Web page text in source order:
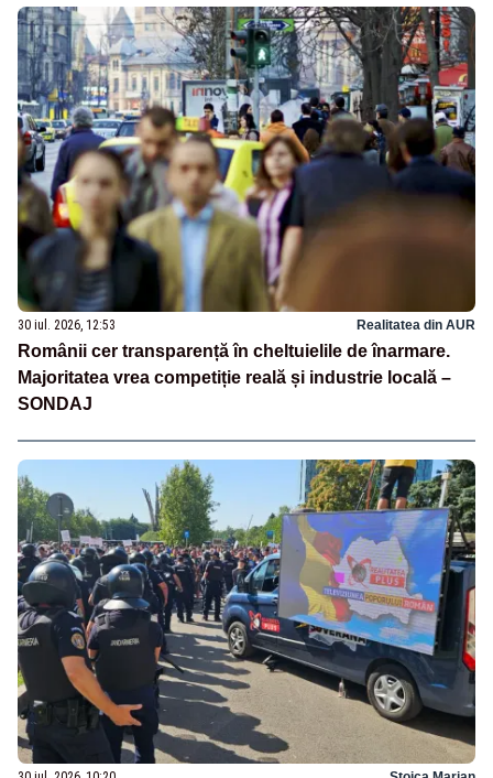
30 iul. 2026, 12:53 Realitatea din AUR
Românii cer transparență în cheltuielile de înarmare.
Majoritatea vrea competiție reală și industrie locală –
SONDAJ